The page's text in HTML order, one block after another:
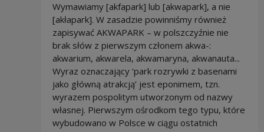
Wymawiamy [akfapark] lub [akwapark], a nie
[akłapark]. W zasadzie powinniśmy również
zapisywać AKWAPARK – w polszczyźnie nie
brak słów z pierwszym członem akwa-:
akwarium, akwarela, akwamaryna, akwanauta...
Wyraz oznaczający ‘park rozrywki z basenami
jako główną atrakcją’ jest eponimem, tzn.
wyrazem pospolitym utworzonym od nazwy
własnej. Pierwszym ośrodkom tego typu, które
wybudowano w Polsce w ciągu ostatnich